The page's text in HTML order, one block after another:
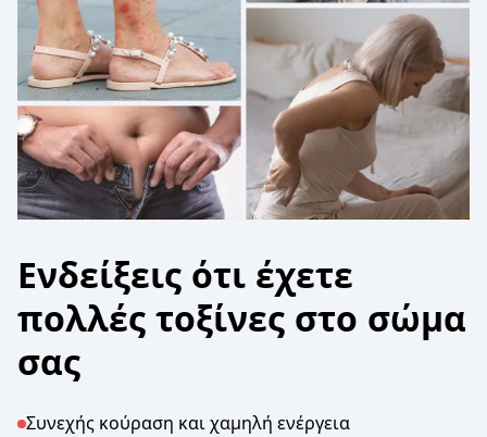
Ενδείξεις ότι έχετε
πολλές τοξίνες στο σώμα
σας
Συνεχής κούραση και χαμηλή ενέργεια